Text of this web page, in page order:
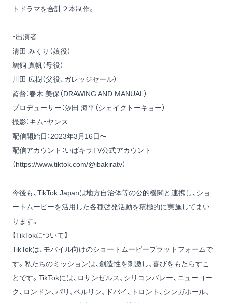
トドラマを合計２本制作。
・出演者
清田 みくり（娘役）
鵜飼 真帆（母役）
川田 広樹（父役、ガレッジセール）
監督：春木 美保（DRAWING AND MANUAL）
プロデューサー：汐田 海平（シェイクトーキョー）
撮影：キム・ヤンス
配信開始日：2023年3月16日〜
配信アカウント：いばキラTV公式アカウント
（https://www.tiktok.com/@ibakiratv）
今後も、TikTok Japanは地方自治体等の公的機関と連携し、ショ
ートムービーを活用した各種啓発活動を積極的に実施してまい
ります。
【TikTokについて】
TikTokは、モバイル向けのショートムービープラットフォームで
す。私たちのミッションは、創造性を刺激し、喜びをもたらすこ
とです。TikTokには、ロサンゼルス、シリコンバレー、ニューヨー
ク、ロンドン、パリ、ベルリン、ドバイ、トロント、シンガポール、